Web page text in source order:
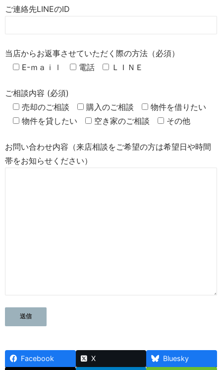
ご連絡先LINEのID
当店からお返事させていただく際の方法（必須）
E-ｍａｉｌ
電話 ＬＩＮＥ
ご相談内容 (必須)
売却のご相談
購入のご相談
物件を借りたい
物件を貸したい
空き家のご相談 その他
お問い合わせ内容（来店相談をご希望の方は希望日や時間
帯をお知らせください）
Facebook X
Bluesky